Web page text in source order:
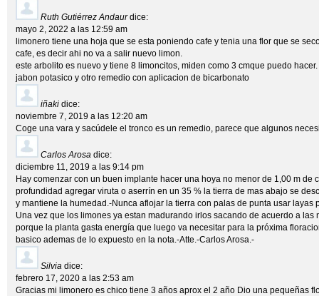
Ruth Gutiérrez Andaur dice:
mayo 2, 2022 a las 12:59 am
limonero tiene una hoja que se esta poniendo cafe y tenia una flor que se
cafe, es decir ahi no va a salir nuevo limon.
este arbolito es nuevo y tiene 8 limoncitos, miden como 3 cmque puedo
jabon potasico y otro remedio con aplicacion de bicarbonato
iñaki dice:
noviembre 7, 2019 a las 12:20 am
Coge una vara y sacúdele el tronco es un remedio, parece que algunos
Carlos Arosa dice:
diciembre 11, 2019 a las 9:14 pm
Hay comenzar con un buen implante hacer una hoya no menor de 1,00 m de
profundidad agregar viruta o aserrín en un 35 % la tierra de mas abajo se
y mantiene la humedad.-Nunca aflojar la tierra con palas de punta usar layas
Una vez que los limones ya estan madurando irlos sacando de acuerdo a
porque la planta gasta energía que luego va necesitar para la próxima
basico ademas de lo expuesto en la nota.-Atte.-Carlos Arosa.-
Silvia dice:
febrero 17, 2020 a las 2:53 am
Gracias mi limonero es chico tiene 3 años aprox el 2 año Dio una pequeñas